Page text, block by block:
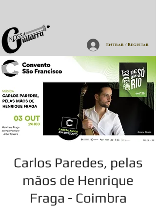
Entrar / Registar
Carlos Paredes, pelas
mãos de Henrique
Fraga - Coimbra